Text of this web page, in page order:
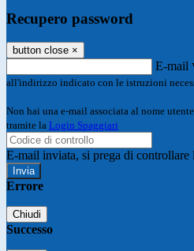
Recupero password
button close ×
E-mail
all'indirizzo indicato con le istruzioni
Non hai una e-mail associata al nome
tramite la Login Spaggiari
E-mail inviata, si prega di controllare
Errore
Chiudi
Successo